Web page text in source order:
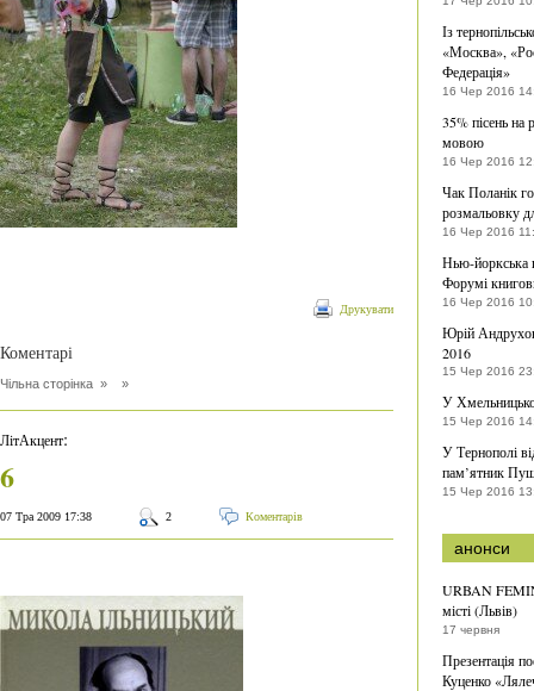
Друкувати
Коментарі
Чільна сторінка » »
ЛітАкцент:
6
07 Тра 2009 17:38 2 Коментарів
Із
«Москва»,
Федерація»
16 Чер 2016
35% пісень на
мовою
16 Чер 2016
Чак Поланік
розмальовку
16 Чер 2016
Нью-йоркська
Форумі
16 Чер 2016
Юрій
2016
15 Чер 2016
У
15 Чер 2016
У Тернополі
пам’ятник
15 Чер 2016
анонси
URBAN
місті (Львів)
17 червня
Презентація
Куценко